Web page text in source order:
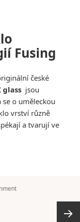
Fusing
české
glass jsou
se o uměleckou
vrství různě
a tvarují ve
vyráběné